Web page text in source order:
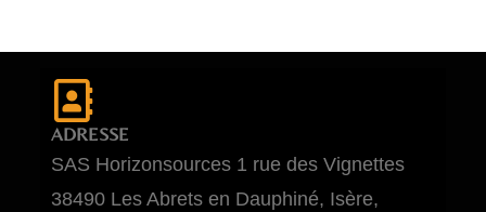
ADRESSE
SAS Horizonsources 1 rue des Vignettes
38490 Les Abrets en Dauphiné, Isère,